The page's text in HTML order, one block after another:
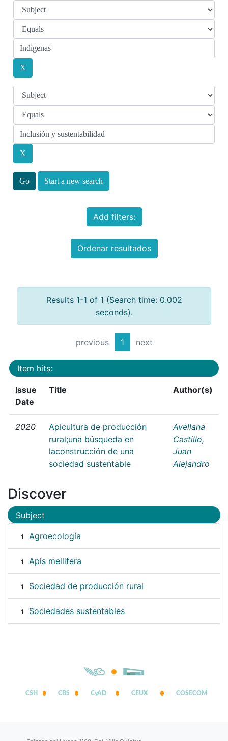
Start a new search
Add filters:
Ordenar resultados
Results 1-1 of 1 (Search time: 0.002
seconds).
previous 1 next
Item hits:
Issue
Date
Title Author(s)
2020
Apicultura de producción
rural;una búsqueda en
laconstrucción de una
sociedad sustentable
Avellana
Castillo,
Juan
Alejandro
Discover
Subject
1 Agroecología
1 Apis mellifera
1 Sociedad de producción rural
1 Sociedades sustentables
CSH CBS CyAD CEUX COSECOM